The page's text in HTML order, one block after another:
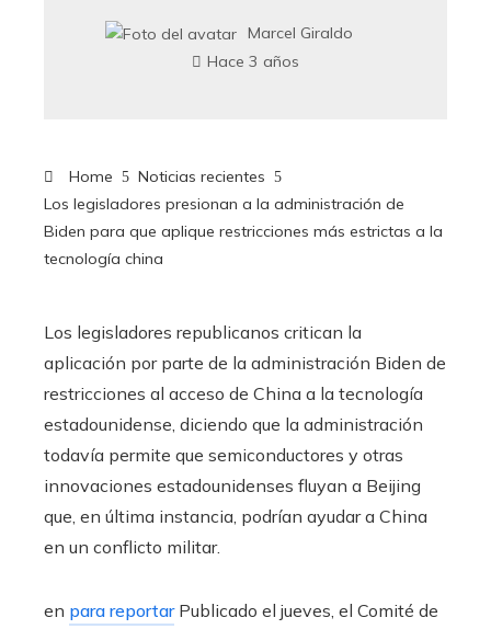
Marcel Giraldo
Hace 3 años
Home
Noticias recientes
Los legisladores presionan a la administración de
Biden para que aplique restricciones más estrictas a la
tecnología china
Los legisladores republicanos critican la
aplicación por parte de la administración Biden de
restricciones al acceso de China a la tecnología
estadounidense, diciendo que la administración
todavía permite que semiconductores y otras
innovaciones estadounidenses fluyan a Beijing
que, en última instancia, podrían ayudar a China
en un conflicto militar.
en para reportarPublicado el jueves, el Comité de